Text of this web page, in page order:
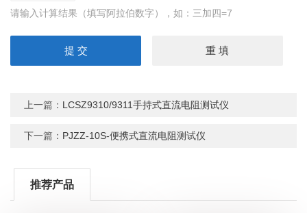
请输入计算结果（填写阿拉伯数字），如：三加四=7
上一篇： LCSZ9310/9311手持式直流电阻测试仪
下一篇： PJZZ-10S-便携式直流电阻测试仪
推荐产品